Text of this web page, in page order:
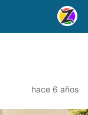
hace 6 años